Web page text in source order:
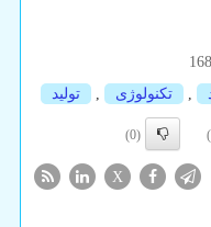
, تكنولوژی , تولید
(0)
X